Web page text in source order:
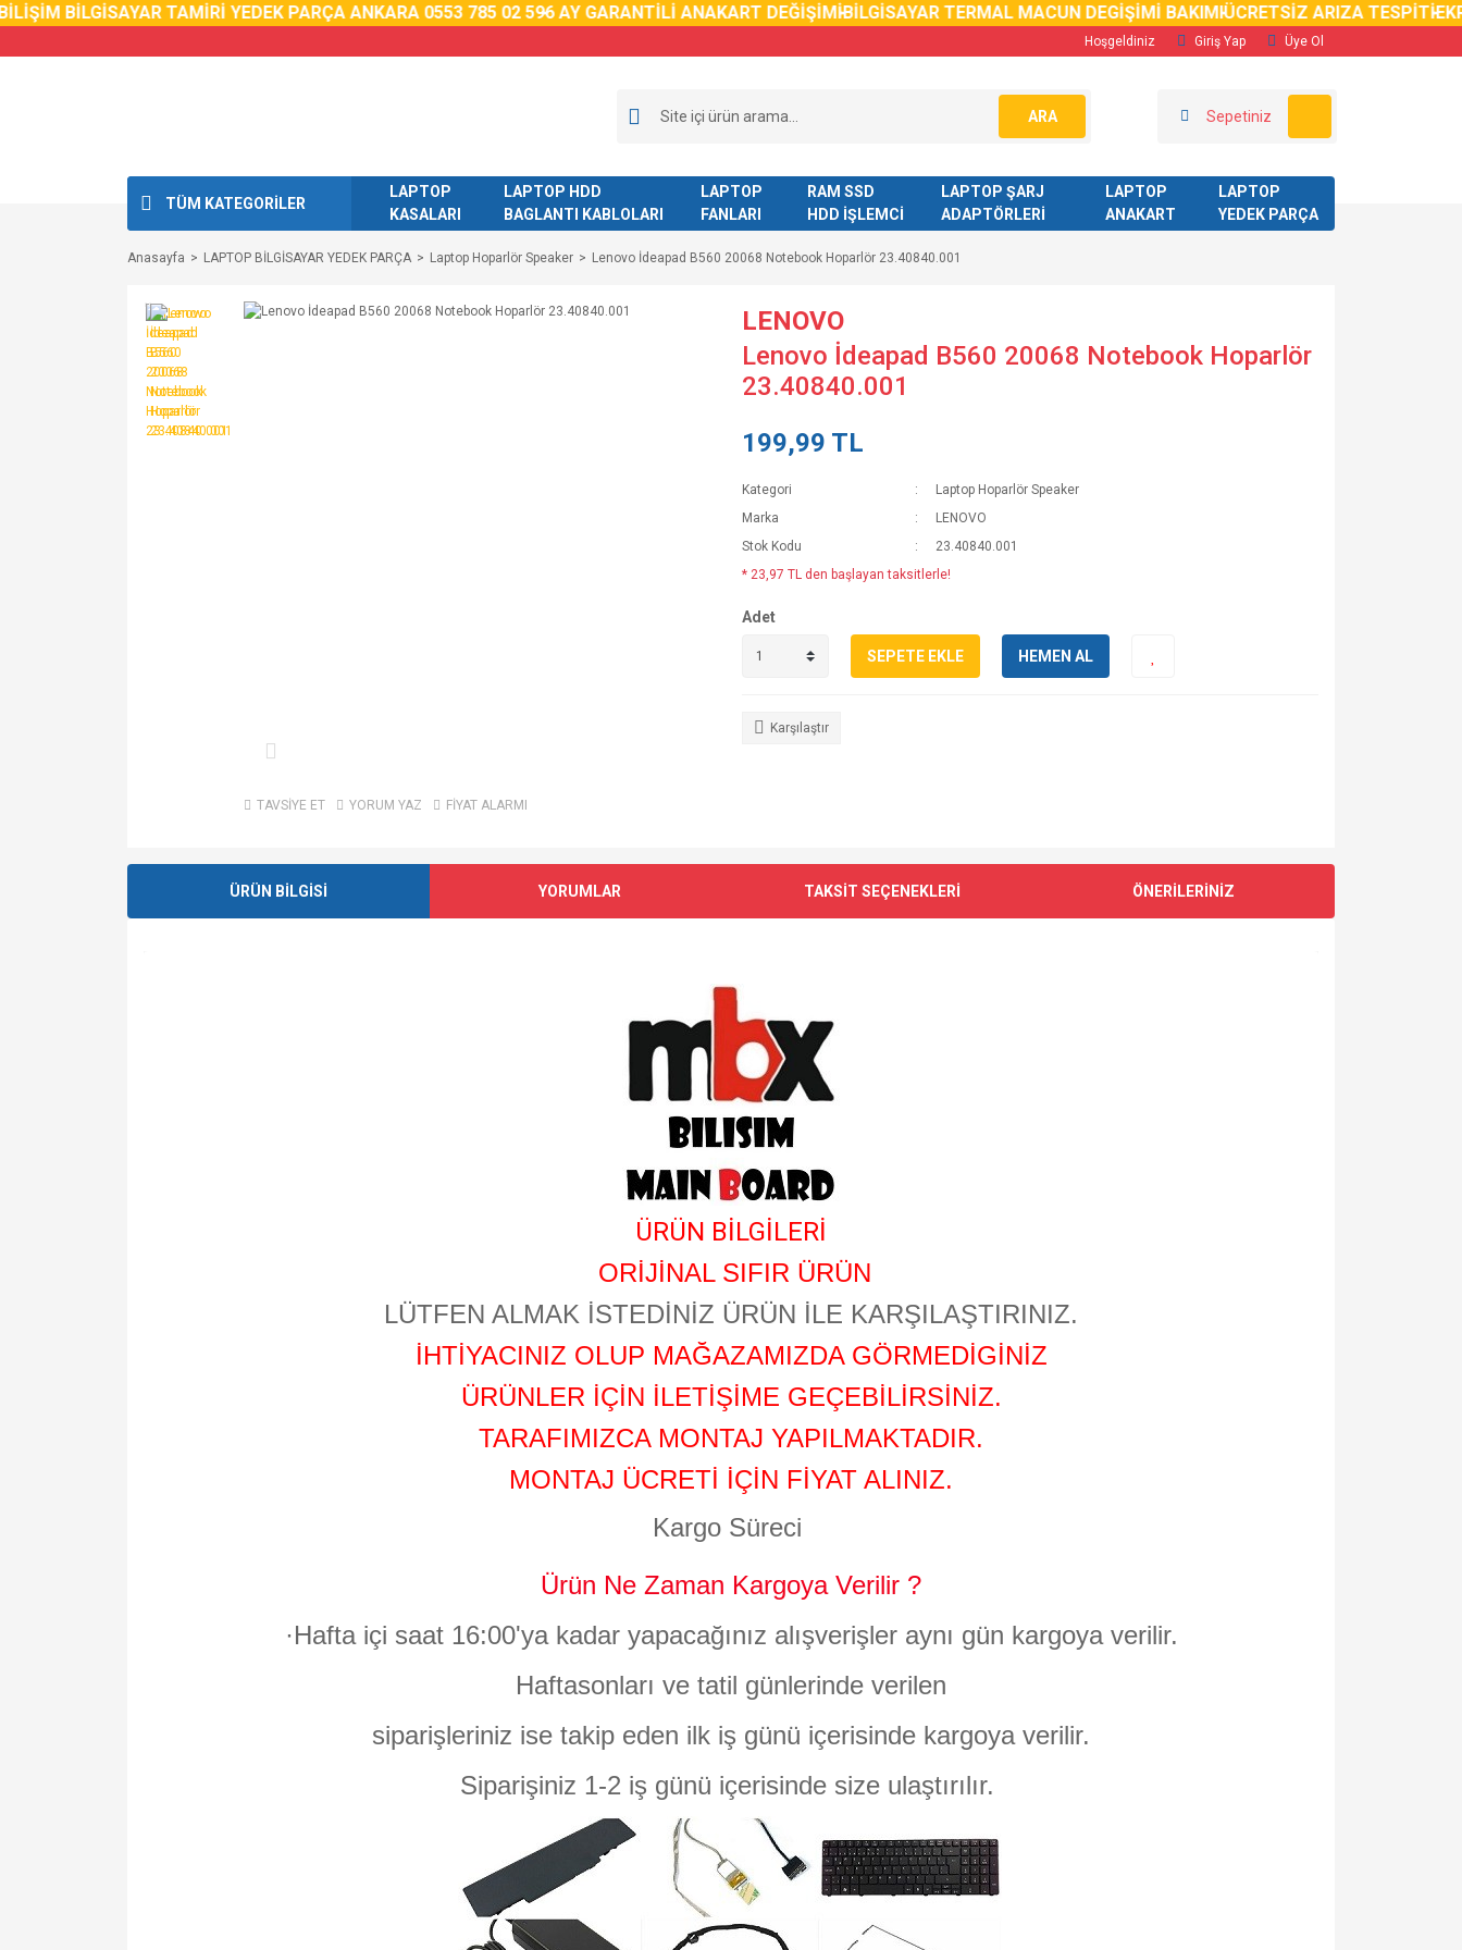
BİLGİSAYAR TAMİRİ YEDEK PARÇA ANKARA 0553 785 02 596 AY GARANTİLİ ANAKART DEĞİŞİMİBİLGİSAYAR TERMAL MACUN DEGİŞİMİ BAKIMIÜCRETSİZ ARIZA TESPİTİ
Hoşgeldiniz Giriş Yap Üye Ol
ARA Sepetiniz
TÜM KATEGORİLER
LAPTOP
KASALARI
LAPTOP HDD
BAGLANTI KABLOLARI
LAPTOP
FANLARI
RAM SSD
HDD İŞLEMCİ
LAPTOP ŞARJ
ADAPTÖRLERİ
LAPTOP
ANAKART
LAPTOP
YEDEK PARÇA
Anasayfa LAPTOP BİLGİSAYAR YEDEK PARÇA Laptop Hoparlör Speaker Lenovo İdeapad B560 20068 Notebook Hoparlör 23.40840.001
TAVSİYE ET YORUM YAZ FİYAT ALARMI
LENOVO
Lenovo İdeapad B560 20068 Notebook Hoparlör
23.40840.001
199,99 TL
Kategori
Laptop Hoparlör Speaker
Marka
LENOVO
Stok Kodu
23.40840.001
* 23,97 TL den başlayan taksitlerle!
Adet
SEPETE EKLE HEMEN AL
Karşılaştır
ÜRÜN BİLGİSİ YORUMLAR TAKSİT SEÇENEKLERİ ÖNERİLERİNİZ
ÜRÜN BİLGİLERİ
ORİJİNAL SIFIR ÜRÜN
LÜTFEN ALMAK İSTEDİNİZ ÜRÜN İLE KARŞILAŞTIRINIZ.
İHTİYACINIZ OLUP MAĞAZAMIZDA GÖRMEDİGİNİZ
ÜRÜNLER İÇİN İLETİŞİME GEÇEBİLİRSİNİZ.
TARAFIMIZCA MONTAJ YAPILMAKTADIR.
MONTAJ ÜCRETİ İÇİN FİYAT ALINIZ.
Kargo Süreci
Ürün Ne Zaman Kargoya Verilir ?
·Hafta içi saat 16:00'ya kadar yapacağınız alışverişler aynı gün kargoya verilir.
Haftasonları ve tatil günlerinde verilen
siparişleriniz ise takip eden ilk iş günü içerisinde kargoya verilir.
Siparişiniz 1-2 iş günü içerisinde size ulaştırılır.